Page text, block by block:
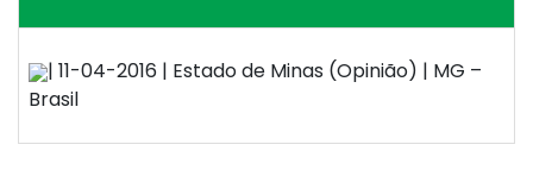
| 11-04-2016 | Estado de Minas (Opinião) | MG –
Brasil